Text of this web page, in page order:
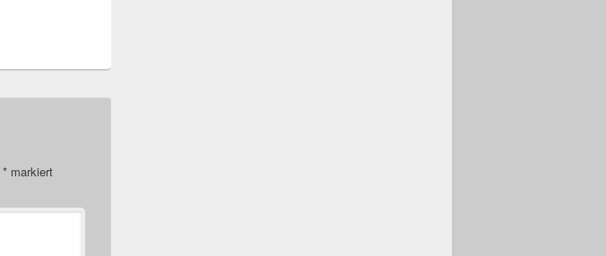
* markiert